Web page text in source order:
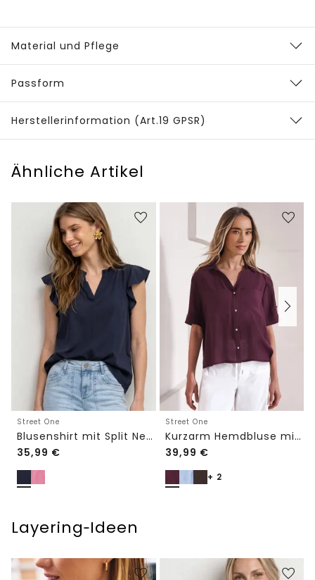
Material und Pflege
Passform
Herstellerinformation (Art.19 GPSR)
Ähnliche Artikel
Street One
Blusenshirt mit Split Neck und Volant-Ärmeln
35,99 €
Street One
Kurzarm Hemdbluse mit Turn-Up-Details
39,99 €
+ 2
Layering‑Ideen